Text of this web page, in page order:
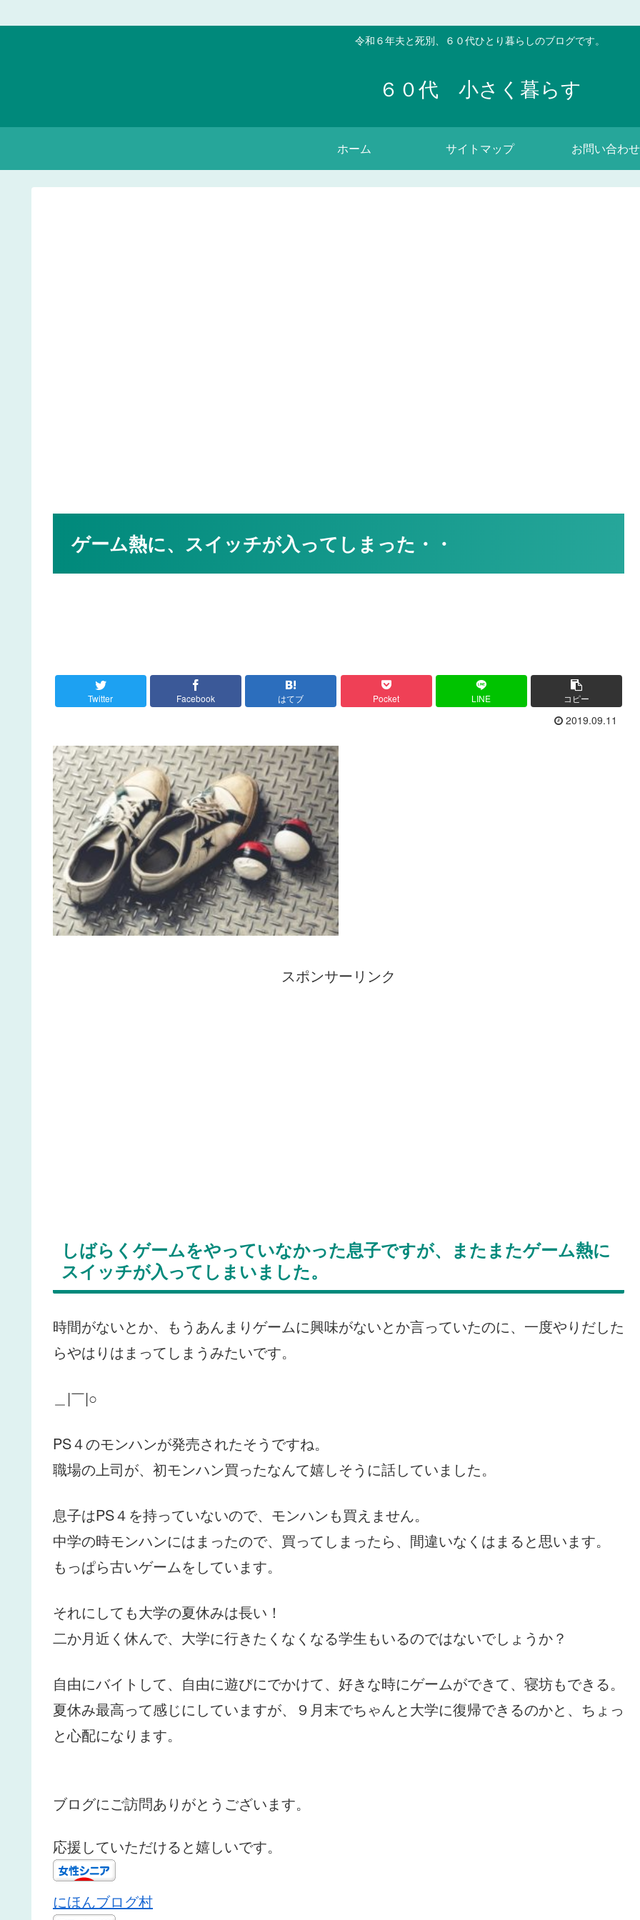
令和６年夫と死別、６０代ひとり暮らしのブログです。
６０代 小さく暮らす
ホーム サイトマップ お問い合わせ
ゲーム熱に、スイッチが入ってしまった・・
Twitter Facebook はてブ Pocket LINE コピー
2019.09.11
スポンサーリンク
しばらくゲームをやっていなかった息子ですが、またまたゲーム熱に
スイッチが入ってしまいました。
時間がないとか、もうあんまりゲームに興味がないとか言っていたのに、一度やりだした
らやはりはまってしまうみたいです。
＿|￣|○
PS４のモンハンが発売されたそうですね。
職場の上司が、初モンハン買ったなんて嬉しそうに話していました。
息子はPS４を持っていないので、モンハンも買えません。
中学の時モンハンにはまったので、買ってしまったら、間違いなくはまると思います。
もっぱら古いゲームをしています。
それにしても大学の夏休みは長い！
二か月近く休んで、大学に行きたくなくなる学生もいるのではないでしょうか？
自由にバイトして、自由に遊びにでかけて、好きな時にゲームができて、寝坊もできる。
夏休み最高って感じにしていますが、９月末でちゃんと大学に復帰できるのかと、ちょっ
と心配になります。
ブログにご訪問ありがとうございます。
応援していただけると嬉しいです。
にほんブログ村